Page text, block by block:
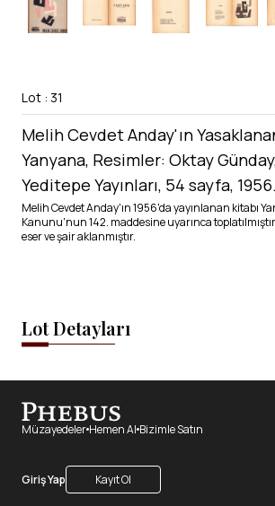
Lot : 31
Melih Cevdet Anday'ın
Yanyana, Resimler: Oktay
Yeditepe Yayınları, 54 sayfa, 1956.
Melih Cevdet Anday'ın 1956'da yayınlanan kitabı
Kanunu'nun 142. maddesine uyarınca
eser ve şair aklanmıştır.
Lot Detayları
Müzayedeler Hemen Al Bizimle Satın
Giriş Yap Kayıt Ol